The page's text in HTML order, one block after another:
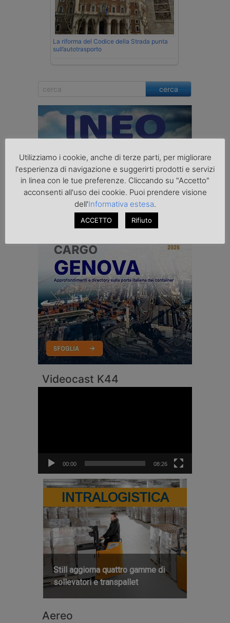
La riforma del Codice della Strada punta
sull’autotrasporto
cerca
Videocast K44
00:00 08:26
INTRALOGISTICA
Still aggiorna quattro gamme di
sollevatori e transpallet
Aereo
Utilizziamo i cookie, anche di terze parti, per migliorare
l'esperienza di navigazione e suggerirti prodotti e servizi
in linea con le tue preferenze. Cliccando su "Accetto"
acconsenti all'uso dei cookie. Puoi prendere visione
dell'Informativa estesa.
ACCETTO Rifiuto